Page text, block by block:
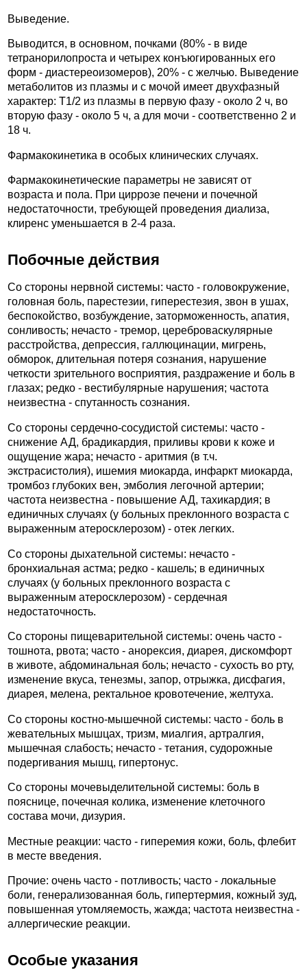
Выведение.
Выводится, в основном, почками (80% - в виде
тетранорилопроста и четырех конъюгированных его
форм - диастереоизомеров), 20% - с желчью. Выведение
метаболитов из плазмы и с мочой имеет двухфазный
характер: T1/2 из плазмы в первую фазу - около 2 ч, во
вторую фазу - около 5 ч, а для мочи - соответственно 2 и
18 ч.
Фармакокинетика в особых клинических случаях.
Фармакокинетические параметры не зависят от
возраста и пола. При циррозе печени и почечной
недостаточности, требующей проведения диализа,
клиренс уменьшается в 2-4 раза.
Побочные действия
Со стороны нервной системы: часто - головокружение,
головная боль, парестезии, гиперестезия, звон в ушах,
беспокойство, возбуждение, заторможенность, апатия,
сонливость; нечасто - тремор, цереброваскулярные
расстройства, депрессия, галлюцинации, мигрень,
обморок, длительная потеря сознания, нарушение
четкости зрительного восприятия, раздражение и боль в
глазах; редко - вестибулярные нарушения; частота
неизвестна - спутанность сознания.
Со стороны сердечно-сосудистой системы: часто -
снижение АД, брадикардия, приливы крови к коже и
ощущение жара; нечасто - аритмия (в т.ч.
экстрасистолия), ишемия миокарда, инфаркт миокарда,
тромбоз глубоких вен, эмболия легочной артерии;
частота неизвестна - повышение АД, тахикардия; в
единичных случаях (у больных преклонного возраста с
выраженным атеросклерозом) - отек легких.
Со стороны дыхательной системы: нечасто -
бронхиальная астма; редко - кашель; в единичных
случаях (у больных преклонного возраста с
выраженным атеросклерозом) - сердечная
недостаточность.
Со стороны пищеварительной системы: очень часто -
тошнота, рвота; часто - анорексия, диарея, дискомфорт
в животе, абдоминальная боль; нечасто - сухость во рту,
изменение вкуса, тенезмы, запор, отрыжка, дисфагия,
диарея, мелена, ректальное кровотечение, желтуха.
Со стороны костно-мышечной системы: часто - боль в
жевательных мышцах, тризм, миалгия, артралгия,
мышечная слабость; нечасто - тетания, судорожные
подергивания мышц, гипертонус.
Со стороны мочевыделительной системы: боль в
пояснице, почечная колика, изменение клеточного
состава мочи, дизурия.
Местные реакции: часто - гиперемия кожи, боль, флебит
в месте введения.
Прочие: очень часто - потливость; часто - локальные
боли, генерализованная боль, гипертермия, кожный зуд,
повышенная утомляемость, жажда; частота неизвестна -
аллергические реакции.
Особые указания